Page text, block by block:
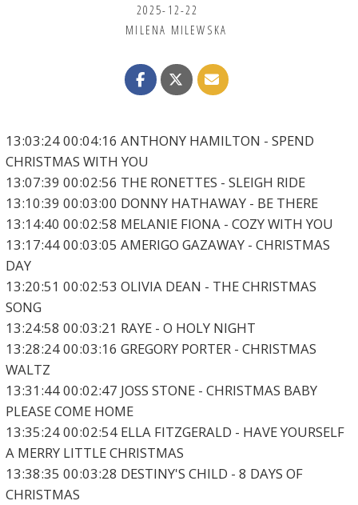
2025-12-22
MILENA MILEWSKA
13:03:24 00:04:16 ANTHONY HAMILTON - SPEND
CHRISTMAS WITH YOU
13:07:39 00:02:56 THE RONETTES - SLEIGH RIDE
13:10:39 00:03:00 DONNY HATHAWAY - BE THERE
13:14:40 00:02:58 MELANIE FIONA - COZY WITH YOU
13:17:44 00:03:05 AMERIGO GAZAWAY - CHRISTMAS
DAY
13:20:51 00:02:53 OLIVIA DEAN - THE CHRISTMAS
SONG
13:24:58 00:03:21 RAYE - O HOLY NIGHT
13:28:24 00:03:16 GREGORY PORTER - CHRISTMAS
WALTZ
13:31:44 00:02:47 JOSS STONE - CHRISTMAS BABY
PLEASE COME HOME
13:35:24 00:02:54 ELLA FITZGERALD - HAVE YOURSELF
A MERRY LITTLE CHRISTMAS
13:38:35 00:03:28 DESTINY'S CHILD - 8 DAYS OF
CHRISTMAS